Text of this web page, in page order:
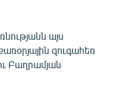
այս
զուգահեռ
Բաղրամյան